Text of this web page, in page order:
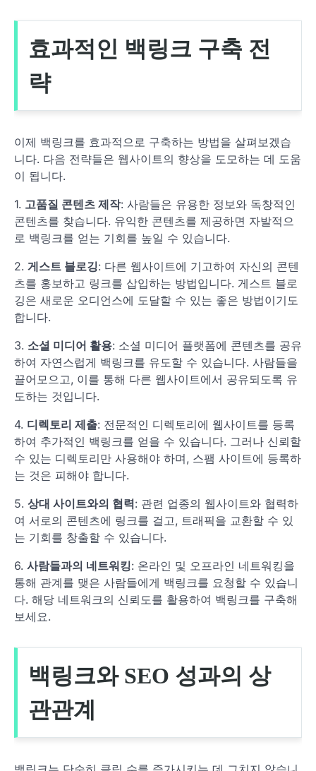
효과적인 백링크 구축 전
략
이제 백링크를 효과적으로 구축하는 방법을 살펴보겠습
니다. 다음 전략들은 웹사이트의 향상을 도모하는 데 도움
이 됩니다.
1. 고품질 콘텐츠 제작: 사람들은 유용한 정보와 독창적인
콘텐츠를 찾습니다. 유익한 콘텐츠를 제공하면 자발적으
로 백링크를 얻는 기회를 높일 수 있습니다.
2. 게스트 블로깅: 다른 웹사이트에 기고하여 자신의 콘텐
츠를 홍보하고 링크를 삽입하는 방법입니다. 게스트 블로
깅은 새로운 오디언스에 도달할 수 있는 좋은 방법이기도
합니다.
3. 소셜 미디어 활용: 소셜 미디어 플랫폼에 콘텐츠를 공유
하여 자연스럽게 백링크를 유도할 수 있습니다. 사람들을
끌어모으고, 이를 통해 다른 웹사이트에서 공유되도록 유
도하는 것입니다.
4. 디렉토리 제출: 전문적인 디렉토리에 웹사이트를 등록
하여 추가적인 백링크를 얻을 수 있습니다. 그러나 신뢰할
수 있는 디렉토리만 사용해야 하며, 스팸 사이트에 등록하
는 것은 피해야 합니다.
5. 상대 사이트와의 협력: 관련 업종의 웹사이트와 협력하
여 서로의 콘텐츠에 링크를 걸고, 트래픽을 교환할 수 있
는 기회를 창출할 수 있습니다.
6. 사람들과의 네트워킹: 온라인 및 오프라인 네트워킹을
통해 관계를 맺은 사람들에게 백링크를 요청할 수 있습니
다. 해당 네트워크의 신뢰도를 활용하여 백링크를 구축해
보세요.
백링크와 SEO 성과의 상
관관계